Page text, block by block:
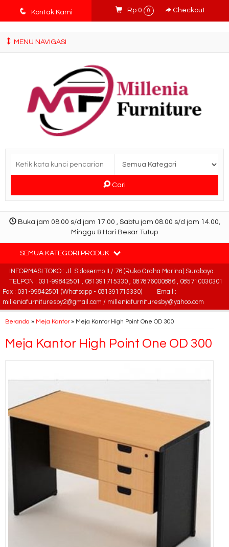
tv3ISbyqwvMDypa7aIfj2FUlPKawe7X5fX5v6wsT4Ns
q Kontak Kami Rp 0 0 Checkout
MENU NAVIGASI
Cari
Buka jam 08.00 s/d jam 17.00 , Sabtu jam 08.00 s/d jam 14.00,
Minggu & Hari Besar Tutup
SEMUA KATEGORI PRODUK
INFORMASI TOKO : Jl. Sidosermo II / 76 (Ruko Graha Marina) Surabaya.
TELPON : 031-99842501 , 081391715330 , 087876000886 , 085710030301
Fax : 031-99842501 (Whatsapp - 081391715330)
Email :
milleniafurnituresby2@gmail.com / milleniafurnituresby@yahoo.com
Beranda » Meja Kantor» Meja Kantor High Point One OD 300
Meja Kantor High Point One OD 300